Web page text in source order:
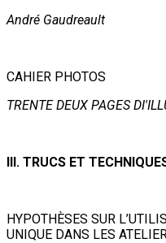
André Gaudreault
CAHIER PHOTOS
TRENTE DEUX PAGES
III. TRUCS ET
HYPOTHÈSES SUR
UNIQUE DANS LES